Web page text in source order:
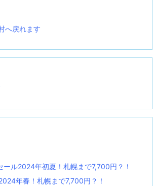
へ戻れます
ール2024年初夏！札幌まで7,700円？！
年春！札幌まで7,700円？！